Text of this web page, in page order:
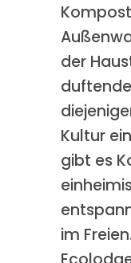
der
Kultur
gibt es
im